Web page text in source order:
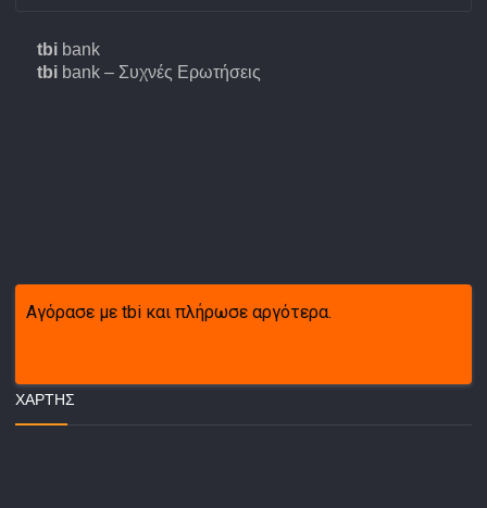
tbi bank
tbi bank – Συχνές Ερωτήσεις
Αγόρασε με tbi και πλήρωσε αργότερα.
ΧΆΡΤΗΣ